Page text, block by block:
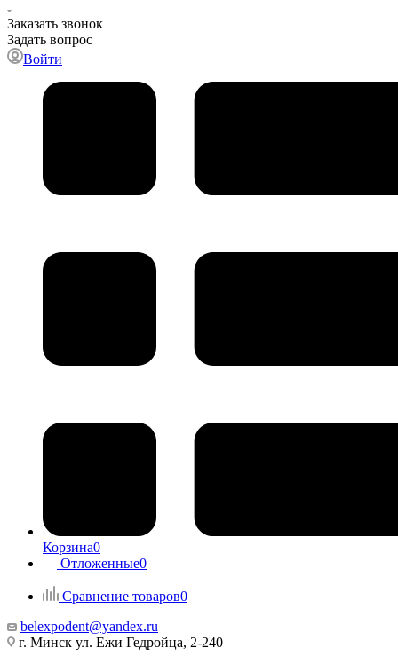
Заказать звонок
Задать вопрос
Войти
Корзина0
Отложенные0
Сравнение товаров0
belexpodent@yandex.ru
г. Минск ул. Ежи Гедройца, 2-240